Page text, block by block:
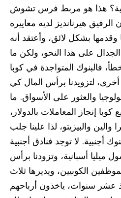
هذا هو مربط فرس تشوش
الرفيق هيرنانديز لديه معاييره
بشكل لائق، وأعتقد أنه
على هذا النحو، ولكن ما
فالبنوك المتواجدة في كوبا
لتزويدنا برأس المال كي
والعثور على الأسواق. ما
إنجاز المعاملات بالدولار،
والين والبيزيتو، لذا علينا جلب
أجنبية. لا توجد فنادق أجنبية
ميليا أسبانية، وتزودنا برأس
الكوبيين، ويديرها ثلاث
عشر سنوات، ياخذون أرباحهم